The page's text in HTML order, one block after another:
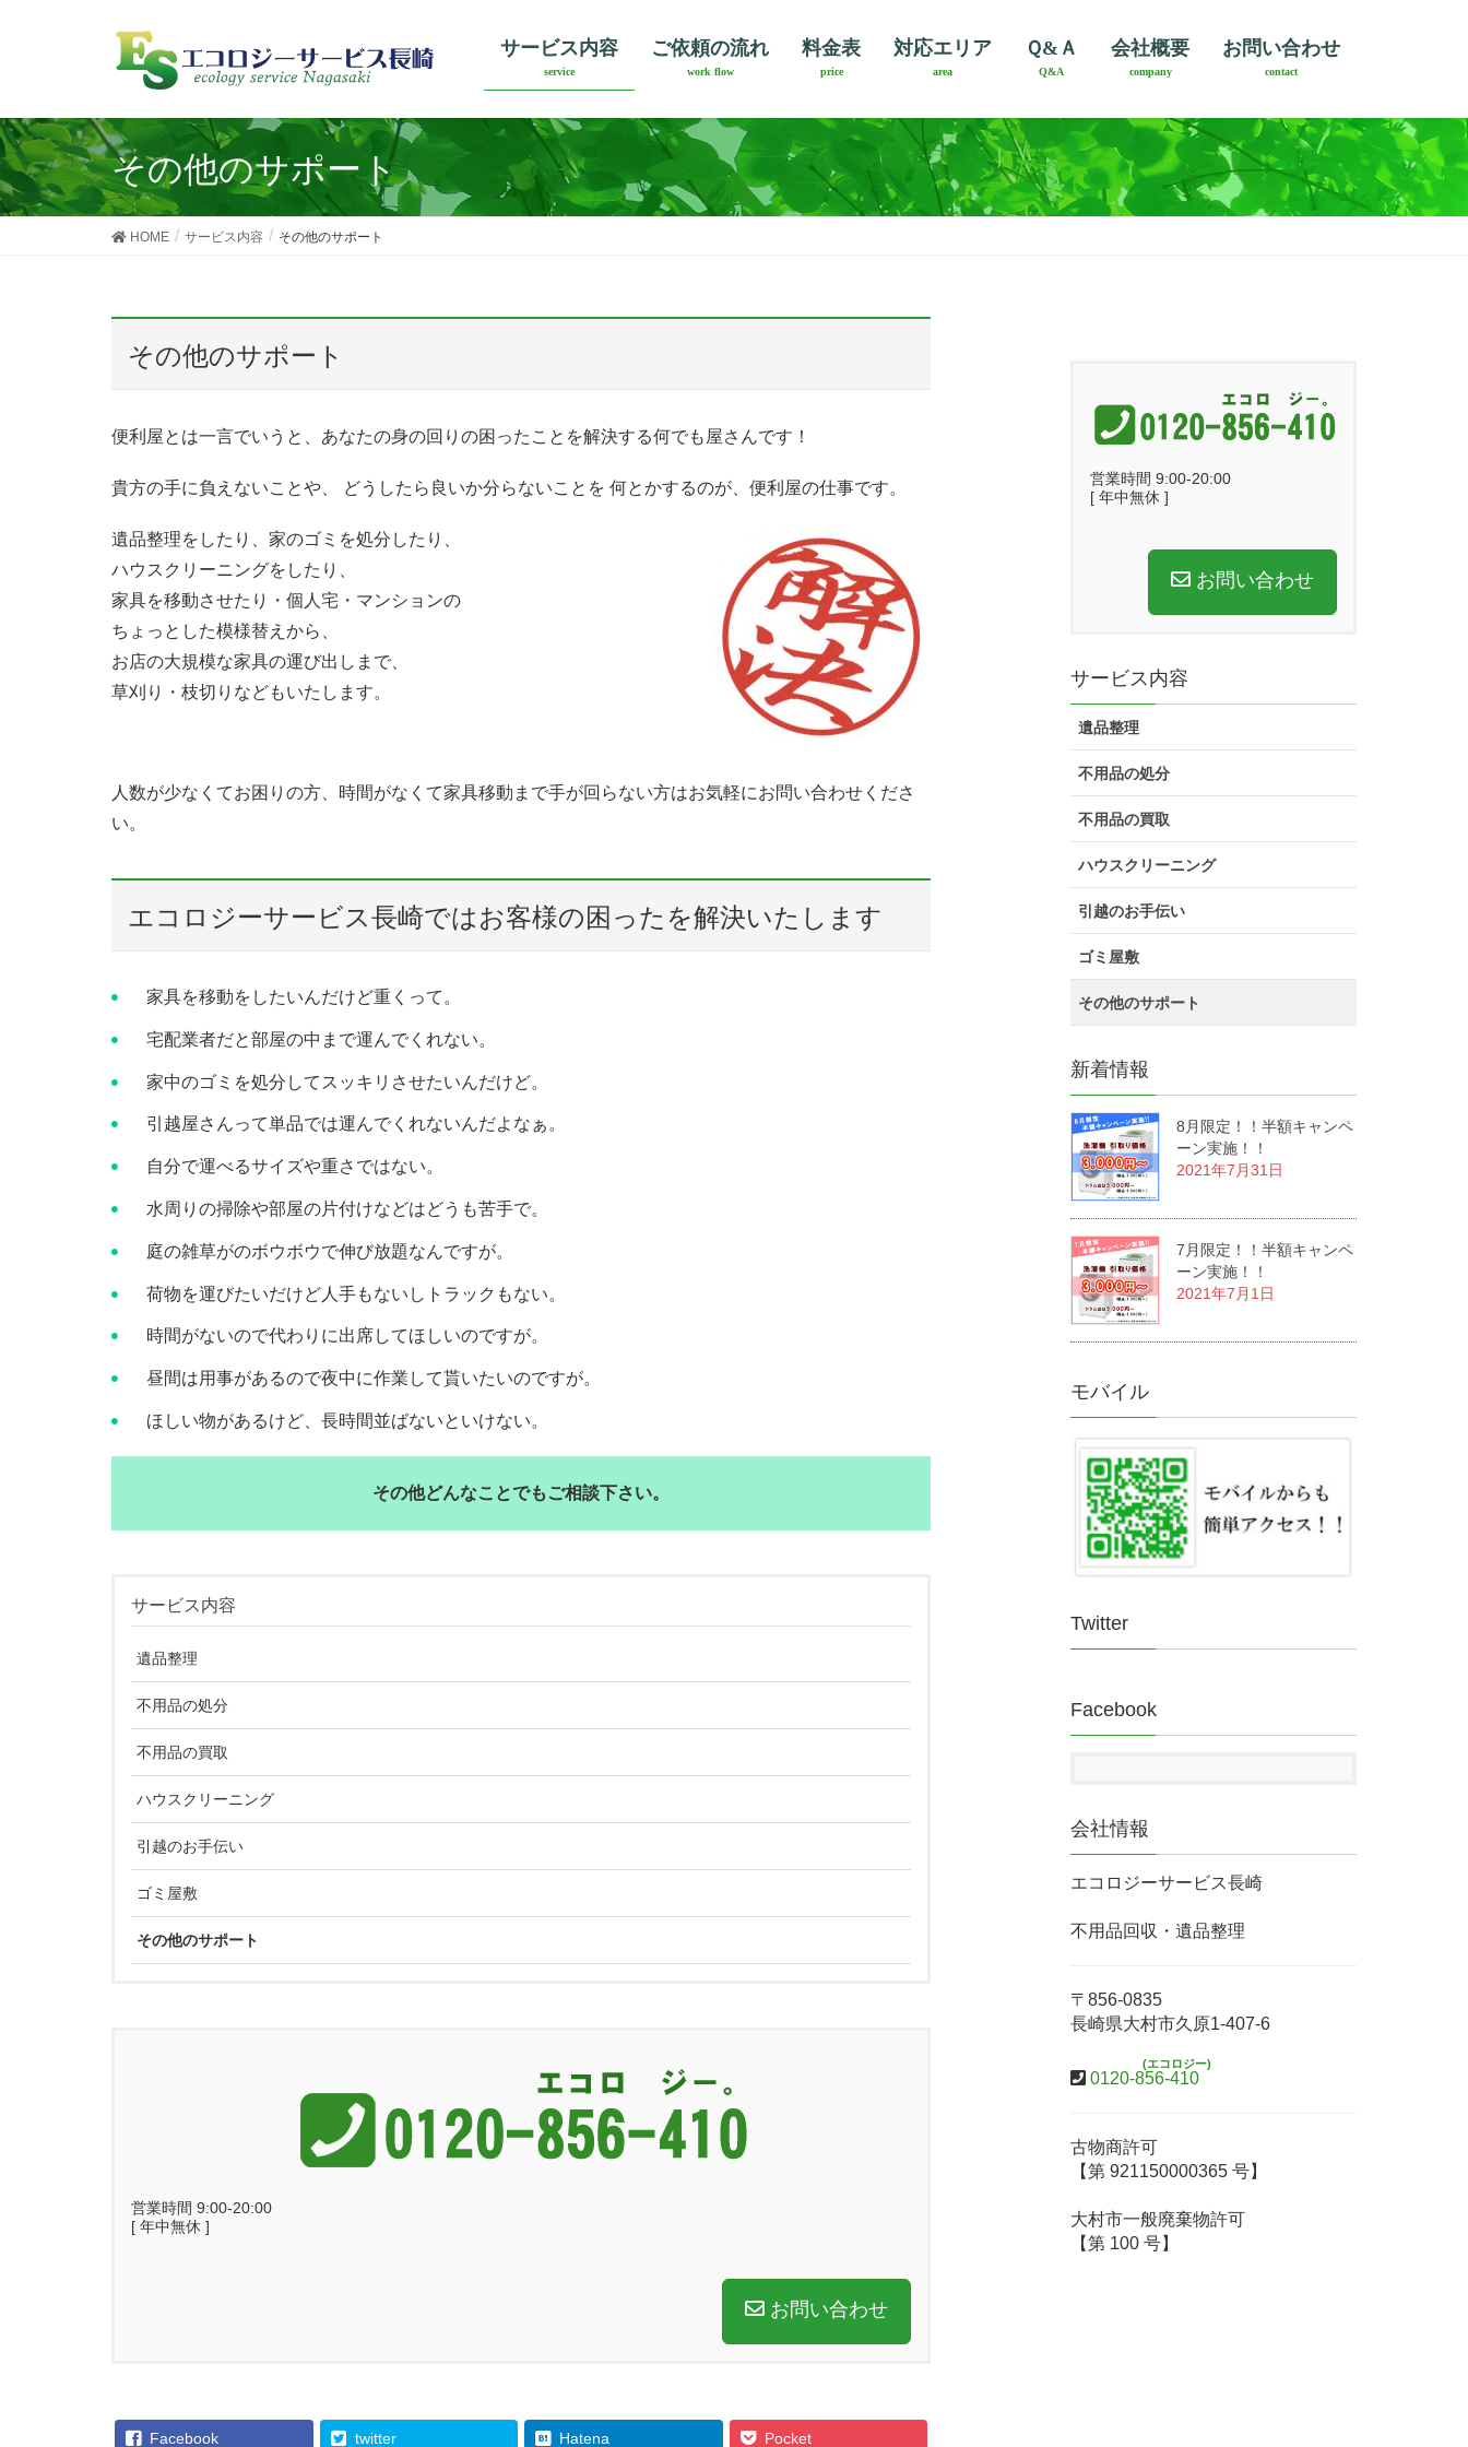
サービス内容
service
ご依頼の流れ
work flow
料金表
price
対応エリア
area
Ｑ&Ａ
Q&A
会社概要
company
お問い合わせ
contact
その他のサポート
HOME サービス内容 その他のサポート
その他のサポート
便利屋とは一言でいうと、あなたの身の回りの困ったことを解決する何でも屋さんです！
貴方の手に負えないことや、 どうしたら良いか分らないことを 何とかするのが、便利屋の仕事です。
遺品整理をしたり、家のゴミを処分したり、
ハウスクリーニングをしたり、
家具を移動させたり・個人宅・マンションの
ちょっとした模様替えから、
お店の大規模な家具の運び出しまで、
草刈り・枝切りなどもいたします。
人数が少なくてお困りの方、時間がなくて家具移動まで手が回らない方はお気軽にお問い合わせくださ
い。
エコロジーサービス長崎ではお客様の困ったを解決いたします
家具を移動をしたいんだけど重くって。
宅配業者だと部屋の中まで運んでくれない。
家中のゴミを処分してスッキリさせたいんだけど。
引越屋さんって単品では運んでくれないんだよなぁ。
自分で運べるサイズや重さではない。
水周りの掃除や部屋の片付けなどはどうも苦手で。
庭の雑草がのボウボウで伸び放題なんですが。
荷物を運びたいだけど人手もないしトラックもない。
時間がないので代わりに出席してほしいのですが。
昼間は用事があるので夜中に作業して貰いたいのですが。
ほしい物があるけど、長時間並ばないといけない。
その他どんなことでもご相談下さい。
サービス内容
遺品整理
不用品の処分
不用品の買取
ハウスクリーニング
引越のお手伝い
ゴミ屋敷
その他のサポート
営業時間 9:00-20:00
[ 年中無休 ]
お問い合わせ
Facebook twitter Hatena Pocket
営業時間 9:00-20:00
[ 年中無休 ]
お問い合わせ
サービス内容
遺品整理
不用品の処分
不用品の買取
ハウスクリーニング
引越のお手伝い
ゴミ屋敷
その他のサポート
新着情報
8月限定！！半額キャンペ
ーン実施！！
2021年7月31日
7月限定！！半額キャンペ
ーン実施！！
2021年7月1日
モバイル
Twitter
Facebook
会社情報
エコロジーサービス長崎
不用品回収・遺品整理
〒856-0835
長崎県大村市久原1-407-6
(エコロジー)
0120-856-410
古物商許可
【第 921150000365 号】
大村市一般廃棄物許可
【第 100 号】